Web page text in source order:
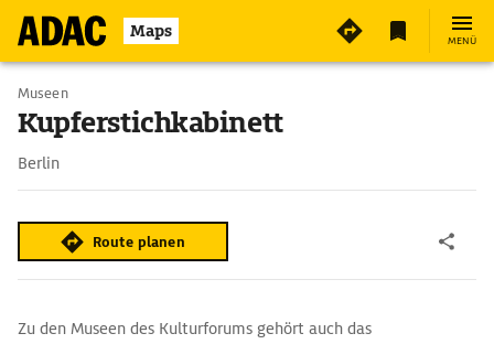
Maps MENÜ
Museen
Kupferstichkabinett
Berlin
Route planen
Zu den Museen des Kulturforums gehört auch das